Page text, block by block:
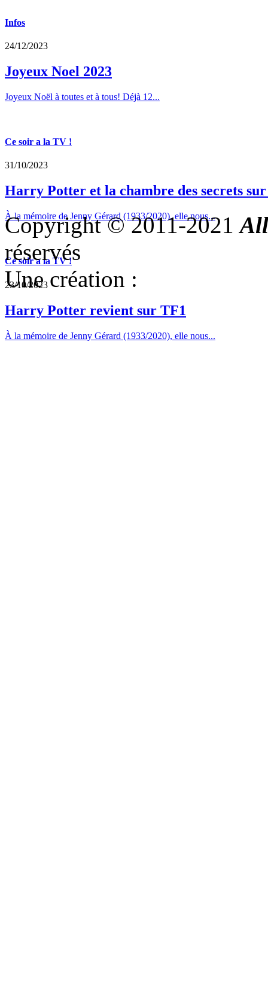
Infos
24/12/2023
Joyeux Noel 2023
Joyeux Noël à toutes et à tous! Déjà 12...
Ce soir a la TV !
31/10/2023
Harry Potter et la chambre des secrets
À la mémoire de Jenny Gérard (1933/2020), elle nous...
Ce soir a la TV !
23/10/2023
Harry Potter revient sur TF1
À la mémoire de Jenny Gérard (1933/2020), elle nous...
Copyright © 2011-2021
réservés
Une création :